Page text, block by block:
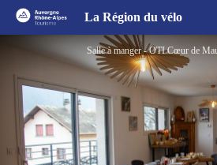
La Région du vélo
Salle à manger - OTI Cœur de